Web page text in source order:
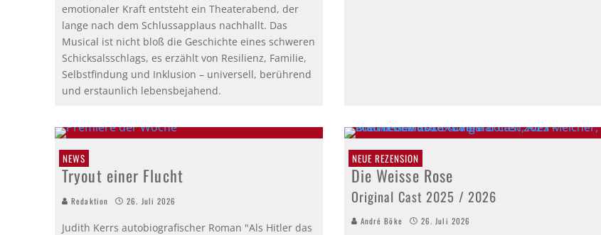
emotionaler Kraft entsteht ein Theaterabend, der
lange nach dem Schlussapplaus nachhallt. Das
Musical ist nicht bloß die Geschichte eines schweren
Schicksalsschlags, es erzählt von Resilienz, Familie,
Selbstfindung und Inklusion – universell, berührend
und erstaunlich lebensbejahend.
NEWS
Tryout einer Flucht
Redaktion 26. Juli 2026
Judith Kerrs autobiografischer Roman "Als Hitler das
NEUE REZENSION
Die Weisse Rose
Original Cast 2025 / 2026
André Böke 26. Juli 2026